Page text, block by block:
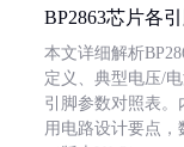
BP2863芯片各
本文详细解析
定义、典型电压/
引脚参数对照表
用电路设计要点